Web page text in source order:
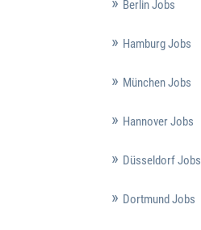
Berlin Jobs
Hamburg Jobs
München Jobs
Hannover Jobs
Düsseldorf Jobs
Dortmund Jobs